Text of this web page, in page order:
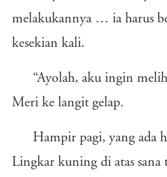
melakukannya … ia harus
kesekian kali.
“Ayolah, aku ingin
Meri ke langit gelap.
Hampir pagi, yang ada
Lingkar kuning di atas